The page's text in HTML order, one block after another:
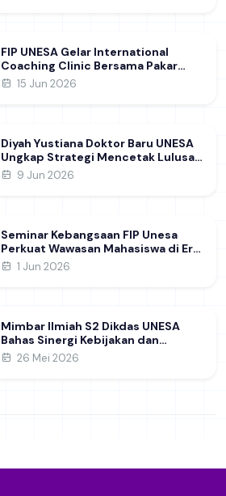
FIP UNESA Gelar International
Coaching Clinic Bersama Pakar
Khon Kaen University Thailand,
Ilmiah Internasional dukung SDG 4
15 Jun 2026
Diyah Yustiana Doktor Baru UNESA
Ungkap Strategi Mencetak Lulusan
SMK yang Siap Hadapi Dunia Kerja
9 Jun 2026
Seminar Kebangsaan FIP Unesa
Perkuat Wawasan Mahasiswa di Era
Geopolitik Global&nbsp;
1 Jun 2026
Mimbar Ilmiah S2 Dikdas UNESA
Bahas Sinergi Kebijakan dan
Pendidikan
26 Mei 2026